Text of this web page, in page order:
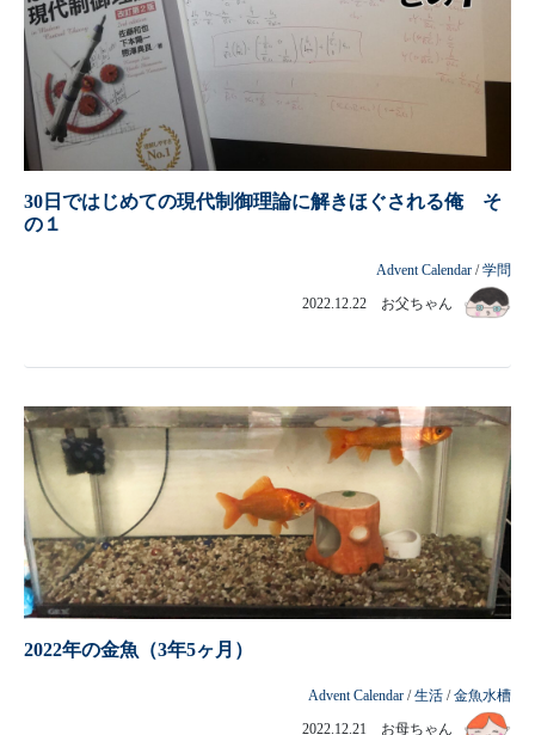
30日ではじめての現代制御理論に解きほぐされる俺 そ
の１
Advent Calendar /学問
2022.12.22 お父ちゃん
2022年の金魚（3年5ヶ月）
Advent Calendar /生活 /金魚水槽
2022.12.21 お母ちゃん